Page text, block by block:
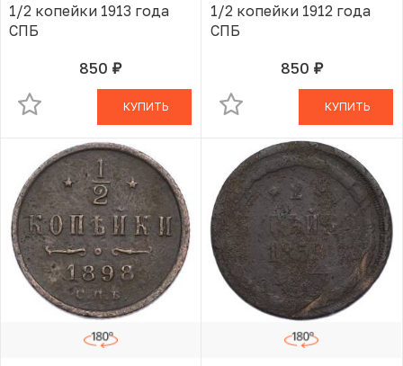
1/2 копейки 1913 года
СПБ
850 руб.В КОРЗИНЕ
КУПИТЬ
1/2 копейки 1912 года
СПБ
850 руб.В КОРЗИНЕ
КУПИТЬ